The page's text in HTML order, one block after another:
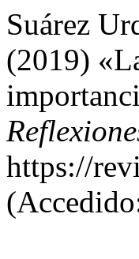
Suárez
(2019)
https://